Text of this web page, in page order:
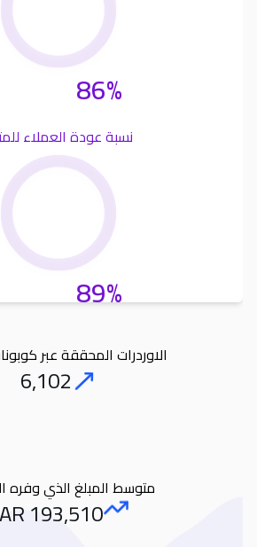
86%
نسبة عودة العملاء
89%
الاوردرات المحققة عبر
Orders
6,102
متوسط المبلغ الذي وفره
Saved
193,510